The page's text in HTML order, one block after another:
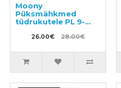
Moony
Püksmähkmed
tüdrukutele PL 9-
26.00€ 28.00€